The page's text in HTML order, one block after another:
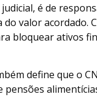
é de
valor acordado.
bloquear ativos
define que o